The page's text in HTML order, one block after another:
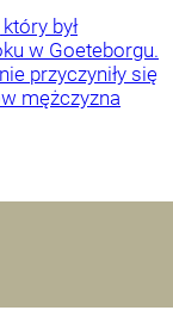
był
w Goeteborgu.
przyczyniły się
mężczyzna